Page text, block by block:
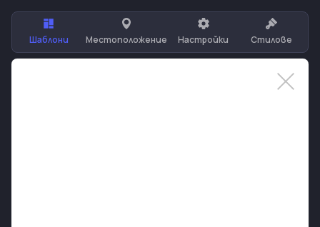
Шаблони Местоположение Настройки Стилове